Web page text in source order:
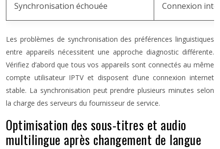
Synchronisation échouée Connexion
Les problèmes de synchronisation des préférences linguistiques
entre appareils nécessitent une approche diagnostic différente.
Vérifiez d’abord que tous vos appareils sont connectés au même
compte utilisateur IPTV et disposent d’une connexion internet
stable. La synchronisation peut prendre plusieurs minutes selon
la charge des serveurs du fournisseur de service.
Optimisation des sous-titres et audio
multilingue après changement de langue